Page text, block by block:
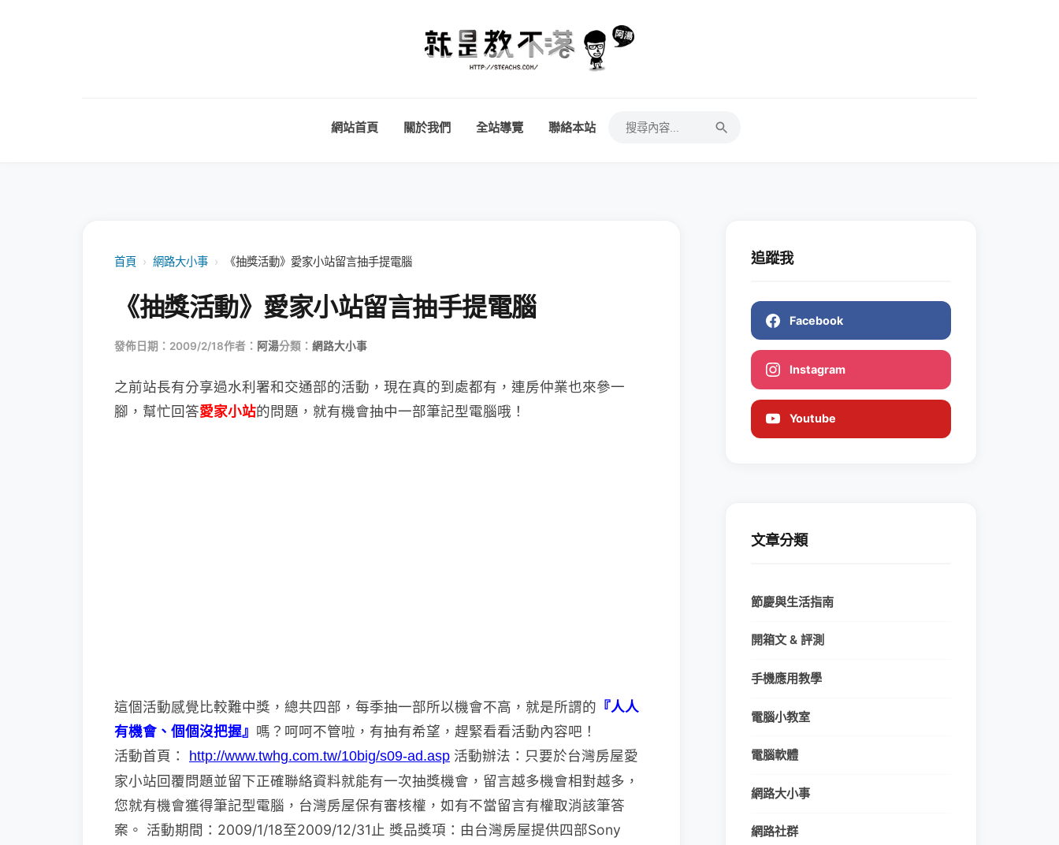
網站首頁 關於我們 全站導覽 聯絡本站
首頁 › 網路大小事 › 《抽獎活動》愛家小站留言抽手提電腦
《抽獎活動》愛家小站留言抽手提電腦
發佈日期：2009/2/18作者： 阿湯分類： 網路大小事
之前站長有分享過水利署和交通部的活動，現在真的到處都有，連房仲業也來參一
腳， 幫忙回答愛家小站的問題，就有機會抽中一部筆記型電腦哦！
這個活動感覺比較難中獎，總共四部，每季抽一部所以機會不高，就是所謂的 『人人
有機會、個個沒把握』 嗎？呵呵不管啦，有抽有希望，趕緊看看活動內容吧！
活動首頁： http://www.twhg.com.tw/10big/s09-ad.asp 活動辦法：只要於台灣房屋愛
家小站回覆問題並留下正確聯絡資料就能有一次抽獎機會，留言越多機會相對越多，
您就有機會獲得筆記型電腦， 台灣房屋保有審核權，如有不當留言有權取消該筆答
案。 活動期間： 2009/1/18至2009/12/31止 獎品獎項：由台灣房屋提供四部Sony
追蹤我
Facebook
Instagram
Youtube
文章分類
節慶與生活指南
開箱文 & 評測
手機應用教學
電腦小教室
電腦軟體
網路大小事
網路社群